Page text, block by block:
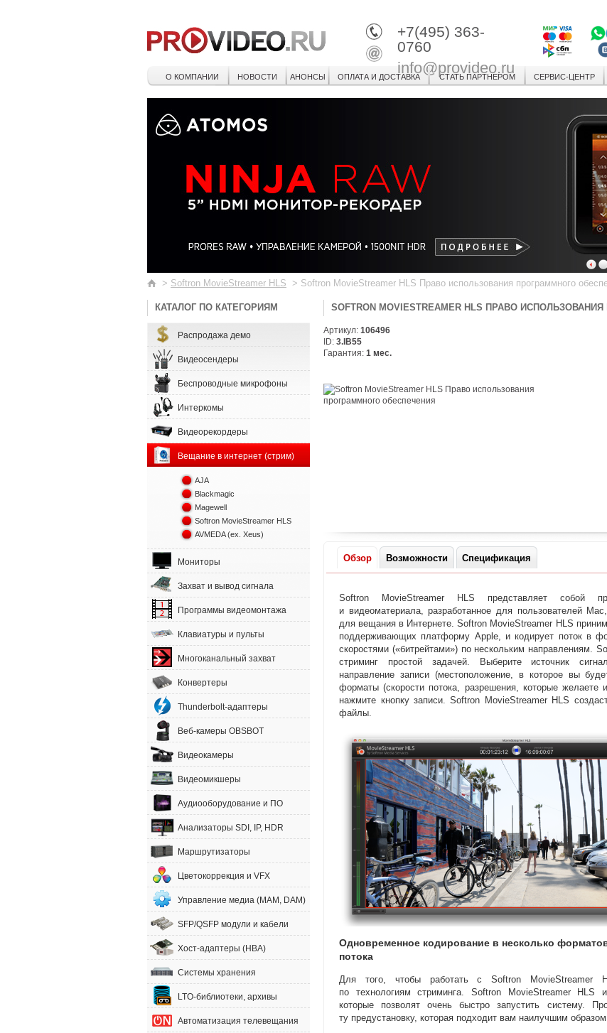
+7(495) 363-
0760
info@provideo.ru
О КОМПАНИИ НОВОСТИ АНОНСЫ ОПЛАТА И ДОСТАВКА СТАТЬ ПАРТНЕРОМ СЕРВИС-ЦЕНТР
1
> Softron MovieStreamer HLS > Softron MovieStreamer HLS Право использования программного
КАТАЛОГ ПО КАТЕГОРИЯМ
Распродажа демо
Видеосендеры
Беспроводные микрофоны
Интеркомы
Видеорекордеры
Вещание в интернет (стрим)
AJA
Blackmagic
Magewell
Softron MovieStreamer HLS
AVMEDA (ex. Xeus)
Мониторы
Захват и вывод сигнала
Программы видеомонтажа
Клавиатуры и пульты
Многоканальный захват
Конвертеры
Thunderbolt-адаптеры
Веб-камеры OBSBOT
Видеокамеры
Видеомикшеры
Аудиооборудование и ПО
Анализаторы SDI, IP, HDR
Маршрутизаторы
Цветокоррекция и VFX
Управление медиа (MAM, DAM)
SFP/QSFP модули и кабели
Хост-адаптеры (HBA)
Системы хранения
LTO-библиотеки, архивы
Автоматизация телевещания
SOFTRON MOVIESTREAMER HLS ПРАВО
Артикул: 106496
ID: 3.IB55
Гарантия: 1 мес.
Обзор Возможности Спецификация
Softron MovieStreamer HLS представляет собой
и видеоматериала, разработанное для пользователей Mac,
для вещания в Интернете. Softron MovieStreamer HLS
поддерживающих платформу Apple, и кодирует поток в
скоростями («битрейтами») по нескольким направлениям.
стриминг простой задачей. Выберите источник
направление записи (местоположение,
в которое вы
форматы (скорости потока, разрешения, которые желаете
нажмите кнопку записи. Softron MovieStreamer HLS
файлы.
Одновременное кодирование в несколько
потока
Для того, чтобы работать с Softron MovieStreamer
по технологиям стриминга. Softron MovieStreamer HLS
которые позволят очень быстро запустить систему.
ту предустановку, которая подходит вам наилучшим образом